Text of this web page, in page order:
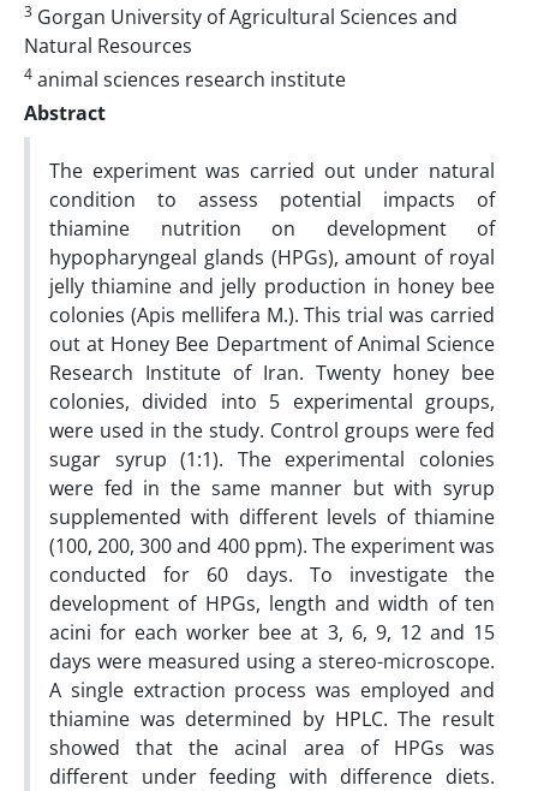
3 Gorgan University of Agricultural Sciences and
Natural Resources
4 animal sciences research institute
Abstract
The experiment was carried out under natural
condition to assess potential impacts of
thiamine nutrition on development of
hypopharyngeal glands (HPGs), amount of royal
jelly thiamine and jelly production in honey bee
colonies (Apis mellifera M.). This trial was carried
out at Honey Bee Department of Animal Science
Research Institute of Iran. Twenty honey bee
colonies, divided into 5 experimental groups,
were used in the study. Control groups were fed
sugar syrup (1:1). The experimental colonies
were fed in the same manner but with syrup
supplemented with different levels of thiamine
(100, 200, 300 and 400 ppm). The experiment was
conducted for 60 days. To investigate the
development of HPGs, length and width of ten
acini for each worker bee at 3, 6, 9, 12 and 15
days were measured using a stereo-microscope.
A single extraction process was employed and
thiamine was determined by HPLC. The result
showed that the acinal area of HPGs was
different under feeding with difference diets.